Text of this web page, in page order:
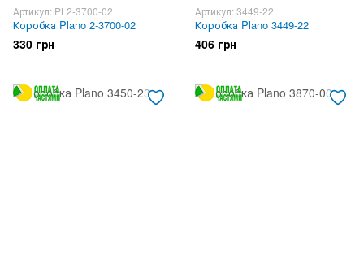
Артикул: PL2-3700-02
Коробка Plano 2-3700-02
330 грн
Артикул: 3449-22
Коробка Plano 3449-22
406 грн